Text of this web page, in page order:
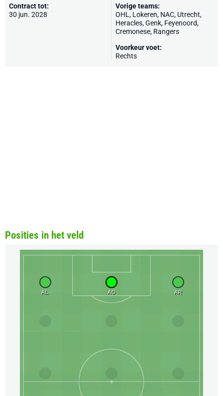
Contract tot:
30 jun. 2028
Vorige teams:
OHL , Lokeren, NAC, Utrecht,
Heracles,Genk, Feyenoord,
Cremonese, Rangers
Voorkeur voet:
Rechts
Posities in het veld
AL AC AR